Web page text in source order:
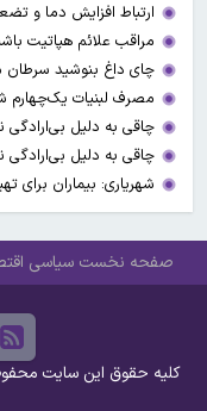
ارتباط افزایش دما و
مراقب علائم هپاتیت
چای داغ بنوشید سرطان
مصرف لبنیات یک‌چهارم
چاقی به دلیل
چاقی به دلیل
شهریاری: بیماران برای
صفحه نخست سیاسی
کلیه حقوق این سایت